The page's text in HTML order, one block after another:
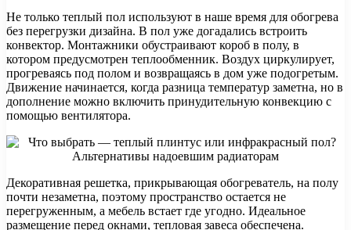
Не только теплый пол используют в наше время для обогрева
без перегрузки дизайна. В пол уже догадались встроить
конвектор. Монтажники обустраивают короб в полу, в
котором предусмотрен теплообменник. Воздух циркулирует,
прогреваясь под полом и возвращаясь в дом уже подогретым.
Движение начинается, когда разница температур заметна, но в
дополнение можно включить принудительную конвекцию с
помощью вентилятора.
Декоративная решетка, прикрывающая обогреватель, на полу
почти незаметна, поэтому пространство остается не
перегруженным, а мебель встает где угодно. Идеальное
размещение перед окнами, тепловая завеса обеспечена.